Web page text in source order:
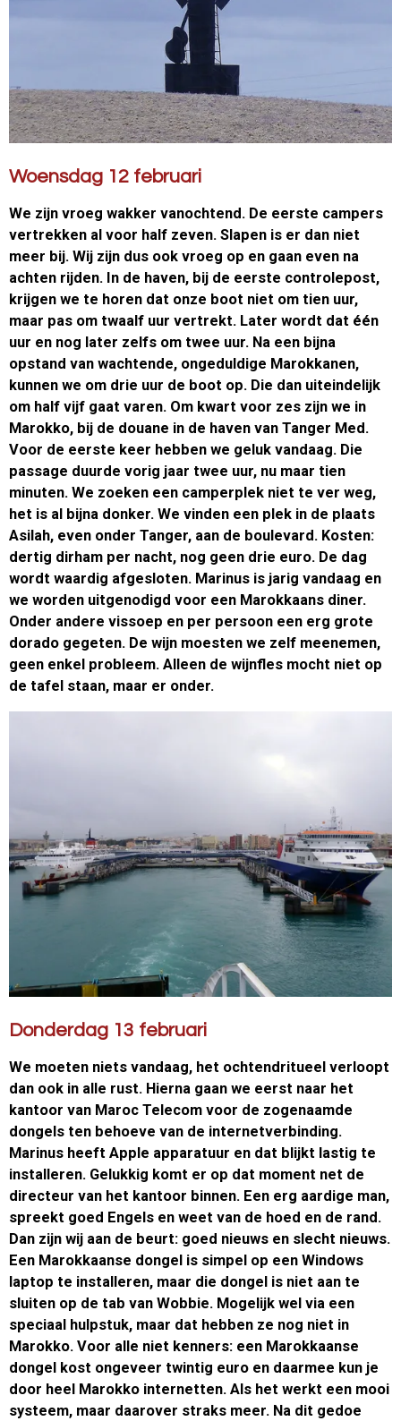
Woensdag 12 februari
We zijn vroeg wakker vanochtend. De eerste campers
vertrekken al voor half zeven. Slapen is er dan niet
meer bij. Wij zijn dus ook vroeg op en gaan even na
achten rijden. In de haven, bij de eerste controlepost,
krijgen we te horen dat onze boot niet om tien uur,
maar pas om twaalf uur vertrekt. Later wordt dat één
uur en nog later zelfs om twee uur. Na een bijna
opstand van wachtende, ongeduldige Marokkanen,
kunnen we om drie uur de boot op. Die dan uiteindelijk
om half vijf gaat varen. Om kwart voor zes zijn we in
Marokko, bij de douane in de haven van Tanger Med.
Voor de eerste keer hebben we geluk vandaag. Die
passage duurde vorig jaar twee uur, nu maar tien
minuten. We zoeken een camperplek niet te ver weg,
het is al bijna donker. We vinden een plek in de plaats
Asilah, even onder Tanger, aan de boulevard. Kosten:
dertig dirham per nacht, nog geen drie euro. De dag
wordt waardig afgesloten. Marinus is jarig vandaag en
we worden uitgenodigd voor een Marokkaans diner.
Onder andere vissoep en per persoon een erg grote
dorado gegeten. De wijn moesten we zelf meenemen,
geen enkel probleem. Alleen de wijnfles mocht niet op
de tafel staan, maar er onder.
Donderdag 13 februari
We moeten niets vandaag, het ochtendritueel verloopt
dan ook in alle rust. Hierna gaan we eerst naar het
kantoor van Maroc Telecom voor de zogenaamde
dongels ten behoeve van de internetverbinding.
Marinus heeft Apple apparatuur en dat blijkt lastig te
installeren. Gelukkig komt er op dat moment net de
directeur van het kantoor binnen. Een erg aardige man,
spreekt goed Engels en weet van de hoed en de rand.
Dan zijn wij aan de beurt: goed nieuws en slecht nieuws.
Een Marokkaanse dongel is simpel op een Windows
laptop te installeren, maar die dongel is niet aan te
sluiten op de tab van Wobbie. Mogelijk wel via een
speciaal hulpstuk, maar dat hebben ze nog niet in
Marokko. Voor alle niet kenners: een Marokkaanse
dongel kost ongeveer twintig euro en daarmee kun je
door heel Marokko internetten. Als het werkt een mooi
systeem, maar daarover straks meer. Na dit gedoe